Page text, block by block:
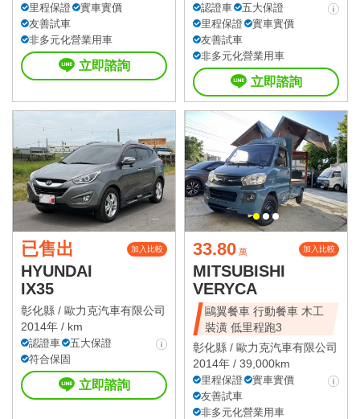
里程保證
實車實價
友善試車
非多元化營業用車
立即諮詢
認證車
五大保證
里程保證
實車實價
友善試車
非多元化營業用車
立即諮詢
已售出 加入比較
HYUNDAI
IX35
彰化縣 / 歐力克汽車有限公司
2014年 / km
認證車
五大保證
符合保固
立即諮詢
33.80 萬 加入比較
MITSUBISHI
VERYCA
鷗翼餐車 行動餐車 木工
裝潢 低里程跑3
彰化縣 / 歐力克汽車有限公司
2014年 / 39,000km
里程保證
實車實價
友善試車
非多元化營業用車